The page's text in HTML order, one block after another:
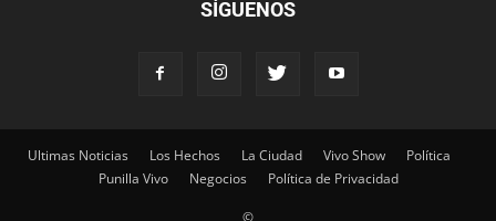
SÍGUENOS
Ultimas Noticias Los Hechos La Ciudad Vivo Show
Política
Punilla Vivo
Negocios Política de Privacidad